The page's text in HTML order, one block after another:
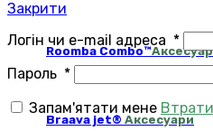
Roomba Combo™
Braava jet® Аксесуари
Закрити
Логін чи e-mail адреса *
Пароль *
Запам'ятати мене